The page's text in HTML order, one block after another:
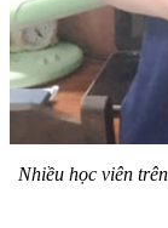
Nhiều học viên